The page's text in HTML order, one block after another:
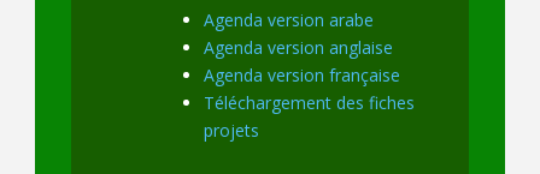
Agenda version arabe
Agenda version anglaise
Agenda version française
Téléchargement des fiches
projets